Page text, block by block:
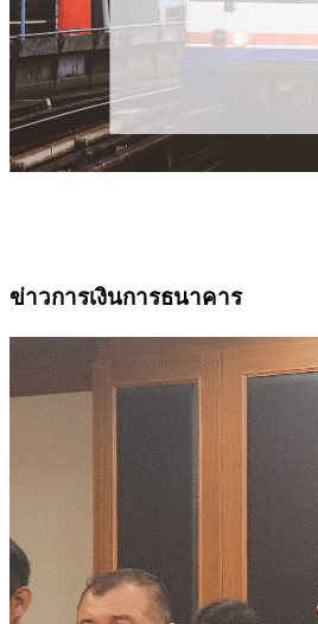
ข่าวการเงินการธนาคาร